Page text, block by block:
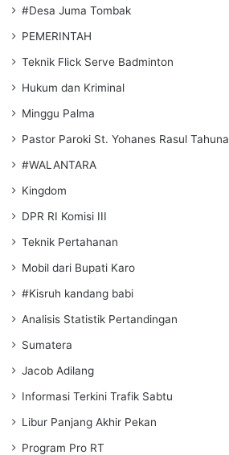
#Desa Juma Tombak
PEMERINTAH
Teknik Flick Serve Badminton
Hukum dan Kriminal
Minggu Palma
Pastor Paroki St. Yohanes Rasul Tahuna
#WALANTARA
Kingdom
DPR RI Komisi III
Teknik Pertahanan
Mobil dari Bupati Karo
#Kisruh kandang babi
Analisis Statistik Pertandingan
Sumatera
Jacob Adilang
Informasi Terkini Trafik Sabtu
Libur Panjang Akhir Pekan
Program Pro RT